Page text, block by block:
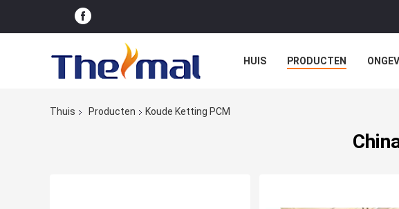
HUIS PRODUCTEN
Thuis Producten Koude Ketting PCM